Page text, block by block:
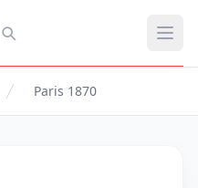
Paris 1870